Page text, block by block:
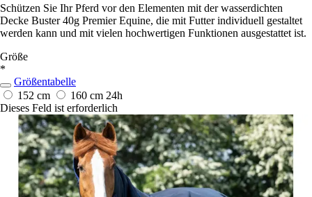
Schützen Sie Ihr Pferd vor den Elementen mit der wasserdichten
Decke Buster 40g Premier Equine, die mit Futter individuell gestaltet
werden kann und mit vielen hochwertigen Funktionen ausgestattet ist.
Größe
*
Größentabelle
152 cm
160 cm 24h
Dieses Feld ist erforderlich